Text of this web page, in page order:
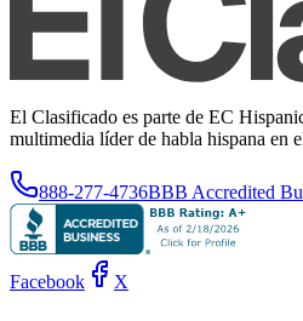
El Clasificado es parte de EC
multimedia líder de habla hispana en
888-277-4736BBB Accredited
Facebook X